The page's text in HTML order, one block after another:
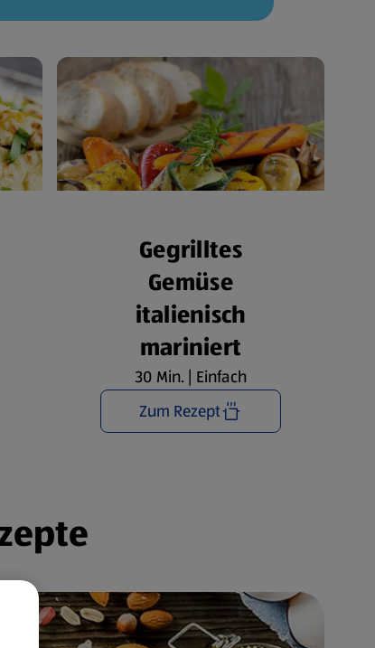
Gegrilltes
Gemüse
italienisch
mariniert
30 Min. | Einfach
Zum Rezept